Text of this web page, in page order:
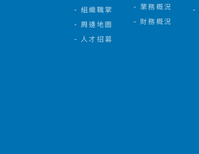
組織職掌
周邊地圖
人才招募
業務概況
財務概況